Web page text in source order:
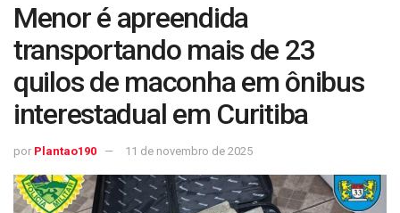
Menor é apreendida
transportando mais de 23
quilos de maconha em ônibus
interestadual em Curitiba
por Plantao190 11 de novembro de 2025